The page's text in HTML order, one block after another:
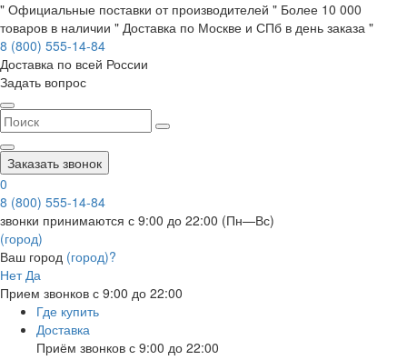
" Официальные поставки от производителей " Более 10 000
товаров в наличии " Доставка по Москве и СПб в день заказа "
8 (800) 555-14-84
Доставка по всей России
Задать вопрос
Заказать звонок
0
8 (800) 555-14-84
звонки принимаются с 9:00 до 22:00 (Пн—Вс)
(город)
Ваш город (город)?
Нет Да
Прием звонков с 9:00 до 22:00
Где купить
Доставка
Приём звонков с 9:00 до 22:00